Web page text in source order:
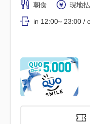
朝食 現地
in 12:00~ 23:00 /